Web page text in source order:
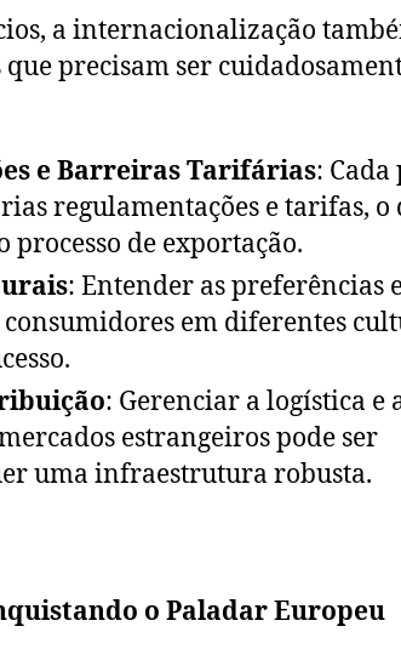
a internacionalização
precisam ser
e Barreiras Tarifárias: Cada
regulamentações e tarifas, o
processo de exportação.
: Entender as preferências
em diferentes
: Gerenciar a logística e
estrangeiros pode ser
uma infraestrutura robusta.
o Paladar Europeu